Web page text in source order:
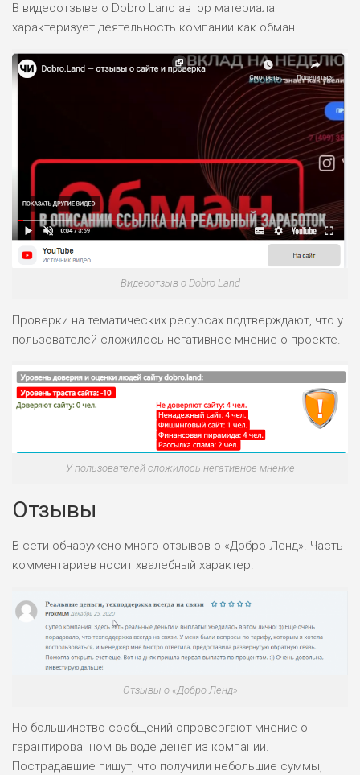
М СТАВОК
ОБЗОР
ПОДОЙДЕТ
ВСЕМ
2
РИСКИ: НИЗКИЕ
ДОХОД: НИЗКИЙ
БЮДЖЕТ: НИЗКИЙ
ОБЗОР
ПОДОЙДЕТ
РИСКИ: НИЗКИЕ
ДОХОД: СРЕДНИЙ
В видеоотзыве о Dobro Land автор материала
характеризует деятельность компании как обман.
Видеоотзыв о Dobro Land
Проверки на тематических ресурсах подтверждают, что у
пользователей сложилось негативное мнение о проекте.
У пользователей сложилось негативное мнение
Отзывы
В сети обнаружено много отзывов о «Добро Ленд». Часть
комментариев носит хвалебный характер.
Отзывы о «Добро Ленд»
Но большинство сообщений опровергают мнение о
гарантированном выводе денег из компании.
Пострадавшие пишут, что получили небольшие суммы,